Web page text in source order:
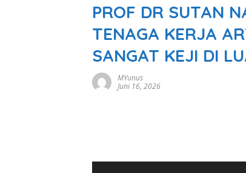
PROF DR SUTAN
TENAGA KERJA
SANGAT KEJI DI
MYunus
Juni 16, 2026